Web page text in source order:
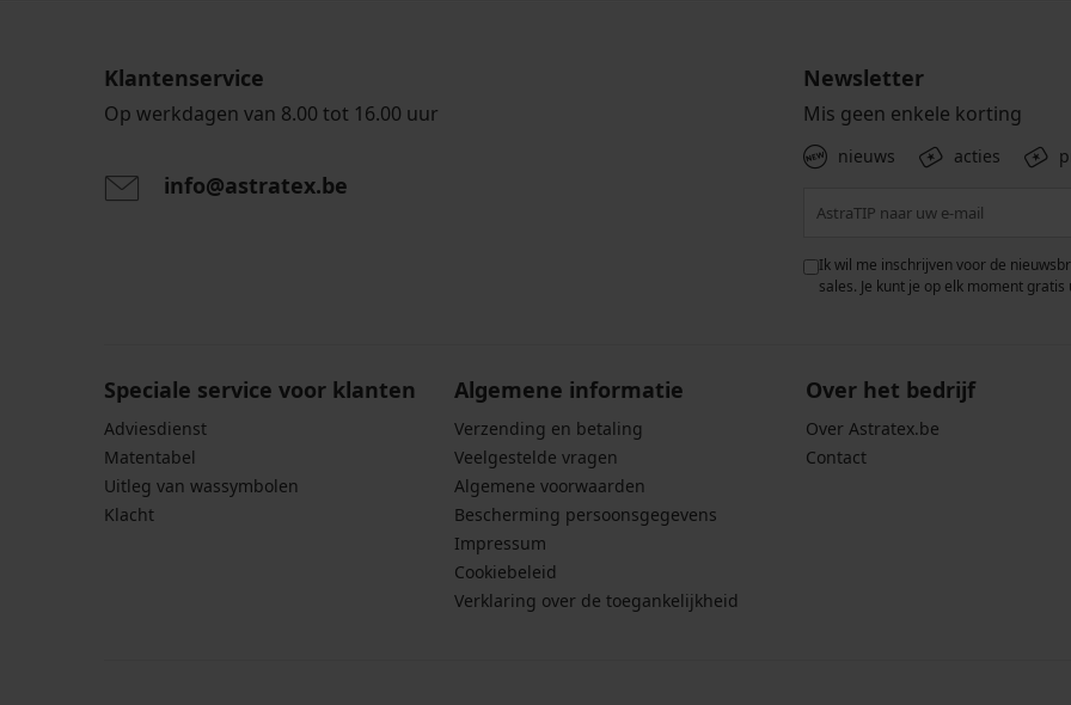
Klantenservice
Op werkdagen van 8.00 tot 16.00 uur
info@astratex.be
Newsletter
Mis geen enkele korting
nieuws acties
Ik wil me inschrijven voor de
sales. Je kunt je op elk moment gratis
Speciale service voor klanten
Adviesdienst
Matentabel
Uitleg van wassymbolen
Klacht
Algemene informatie
Verzending en betaling
Veelgestelde vragen
Algemene voorwaarden
Bescherming persoonsgegevens
Impressum
Cookiebeleid
Verklaring over de toegankelijkheid
Over het bedrijf
Over Astratex.be
Contact